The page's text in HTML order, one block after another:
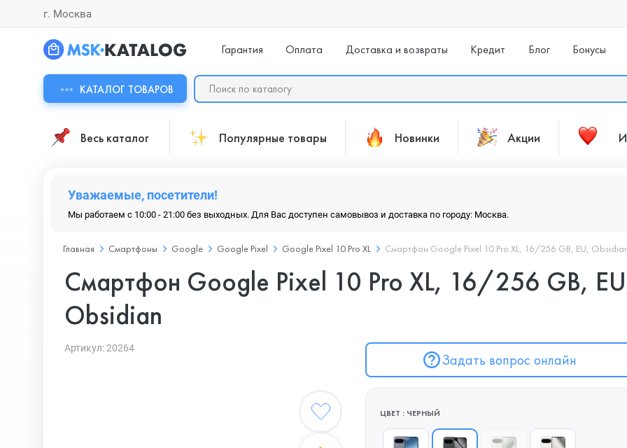
г. Москва
Гарантия Оплата Доставка и возвраты Кредит Блог Бонусы
КАТАЛОГ ТОВАРОВ
Весь каталог Популярные товары Новинки Акции
Уважаемые, посетители!
Мы работаем с 10:00 - 21:00 без выходных. Для Вас доступен самовывоз и доставка по городу: Москва.
Главная Смартфоны Google Google Pixel Google Pixel 10 Pro XL Смартфон Google Pixel 10 Pro XL, 16/256 GB, EU,
Смартфон Google Pixel 10 Pro XL, 16/256 GB,
Obsidian
Артикул: 20264
Задать вопрос онлайн
ЦВЕТ : ЧЕРНЫЙ